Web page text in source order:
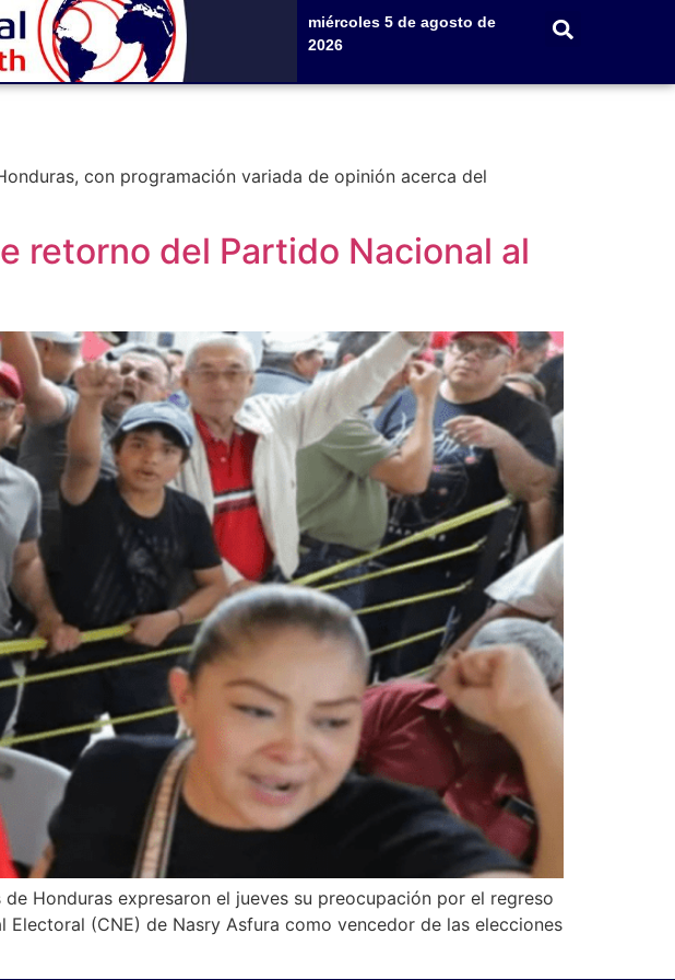
miércoles 5 de agosto de
2026
con programación variada de opinión acerca del
retorno del Partido Nacional al
Honduras expresaron el jueves su preocupación por el regreso
(CNE) de Nasry Asfura como vencedor de las elecciones